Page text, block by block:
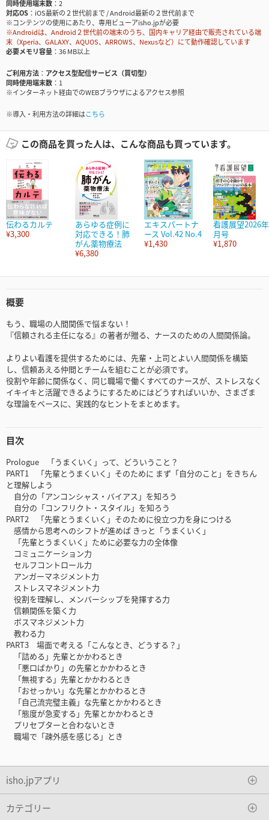
同時使用端末数
2
対応OS
iOS最新の２世代前まで / Android最新の２世代前まで
※コンテンツの使用にあたり、専用ビューアisho.jpが必要
※Androidは、Android２世代前の端末のうち、国内キャリア経由で販売されている端
末（Xperia、GALAXY、AQUOS、ARROWS、Nexusなど）にて動作確認しています
必要メモリ容量
36 MB以上
ご利用方法
アクセス型配信サービス（買切型）
同時使用端末数
1
※インターネット経由でのWEBブラウザによるアクセス参照
※導入・利用方法の詳細はこちら
この商品を買った人は、こんな商品も買っています。
伝わるカルテ
¥3,300
あらゆる症例に
対応できる！肺
がん薬物療法
¥6,380
エキスパートナ
ース Vol.42 No.4
¥1,430
看護展望2026
月号
¥1,870
概要
もう、職場の人間関係で悩まない！
『信頼される主任になる』の著者が贈る、ナースのための人間関係論。
よりよい看護を提供するためには、先輩・上司とよい人間関係を構築
し、信頼あえる仲間とチームを組むことが必須です。
役割や年齢に関係なく、同じ職場で働くすべてのナースが、ストレスなく
イキイキと活躍できるようにするためにはどうすればいいか、さまざま
な理論をベースに、実践的なヒントをまとめます。
目次
Prologue 「うまくいく」って、どういうこと？
PART1 「先輩とうまくいく」そのために まず「自分のこと」をきちん
と理解しよう
自分の「アンコンシャス・バイアス」を知ろう
自分の「コンフリクト・スタイル」を知ろう
PART2 「先輩とうまくいく」そのために役立つ力を身につける
感情から思考へのシフトが進めば きっと「うまくいく」
「先輩とうまくいく」ために必要な力の全体像
コミュニケーション力
セルフコントロール力
アンガーマネジメント力
ストレスマネジメント力
役割を理解し、メンバーシップを発揮する力
信頼関係を築く力
ボスマネジメント力
教わる力
PART3 場面で考える「こんなとき、どうする？」
「詰める」先輩とかかわるとき
「悪口ばかり」の先輩とかかわるとき
「無視する」先輩とかかわるとき
「おせっかい」な先輩とかかわるとき
「自己流完璧主義」な先輩とかかわるとき
「態度が急変する」先輩とかかわるとき
プリセプターと合わないとき
職場で「疎外感を感じる」とき
isho.jpアプリ
カテゴリー